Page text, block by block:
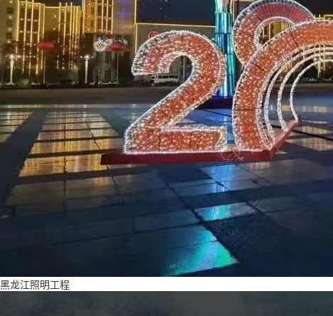
黑龙江照明工程